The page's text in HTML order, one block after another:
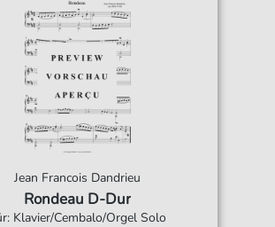
Jean Francois Dandrieu
Rondeau D-Dur
Klavier/Cembalo/Orgel Solo